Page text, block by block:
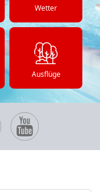
Wetter
Ausflüge